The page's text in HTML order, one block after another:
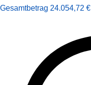
Gesamt­betrag 24.054,72 €